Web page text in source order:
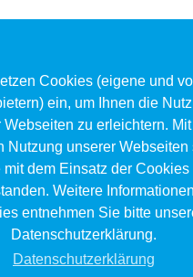
Cookies (eigene und
ein, um Ihnen die
Webseiten zu erleichtern.
Nutzung unserer Webseiten
mit dem Einsatz der Cookies
Weitere
entnehmen Sie bitte
Datenschutzerklärung.
Datenschutzerklärung
KJF
Postfach, 4410 Liestal